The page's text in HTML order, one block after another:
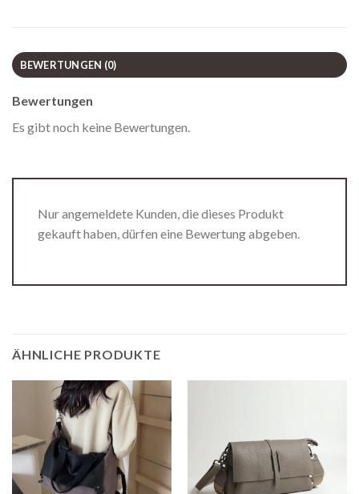
BEWERTUNGEN (0)
Bewertungen
Es gibt noch keine Bewertungen.
Nur angemeldete Kunden, die dieses Produkt
gekauft haben, dürfen eine Bewertung abgeben.
ÄHNLICHE PRODUKTE